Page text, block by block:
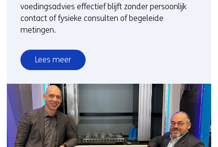
voedingsadvies effectief blijft zonder persoonlijk
contact of fysieke consulten of begeleide
metingen.
Lees meer
over
Volledig
digitaal
gepersonaliseerd
voedingsadvies
levert
meetbare